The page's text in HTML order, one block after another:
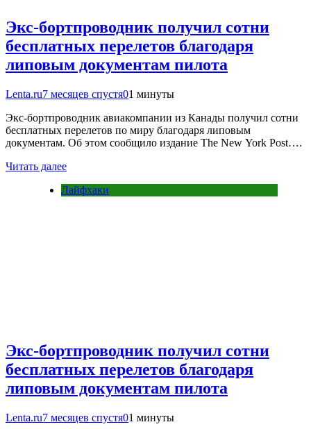
Экс-бортпроводник получил сотни
бесплатных перелетов благодаря
липовым документам пилота
Lenta.ru7 месяцев спустя01 минуты
Экс-бортпроводник авиакомпании из Канады получил сотни
бесплатных перелетов по миру благодаря липовым
документам. Об этом сообщило издание The New York Post….
Читать далее
Лайфхаки
Экс-бортпроводник получил сотни
бесплатных перелетов благодаря
липовым документам пилота
Lenta.ru7 месяцев спустя01 минуты